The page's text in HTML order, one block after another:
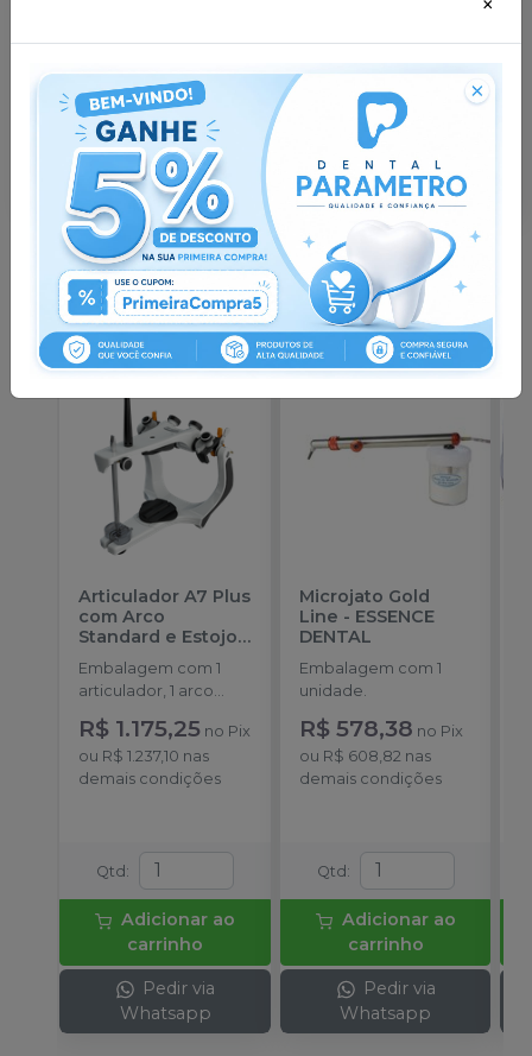
segundos para evitar queima
4 rolamentos blindados
Caneta E-Type para contra ângulo e peça reta
(opcional)
Garantia 6 meses
Você também pode gostar
desses
Articulador A7 Plus
com Arco
Standard e Estojo-
BIO-ART
Embalagem com 1
articulador, 1 arco
facial standard, 1
estojo.
R$ 1.175,25 no Pix
ou R$ 1.237,10 nas
demais condições
Qtd :
Adicionar ao
carrinho
Pedir via
Whatsapp
Microjato Gold
Line - ESSENCE
DENTAL
Embalagem com 1
unidade.
R$ 578,38 no Pix
ou R$ 608,82 nas
demais condições
Qtd :
Adicionar ao
carrinho
Pedir via
Whatsapp